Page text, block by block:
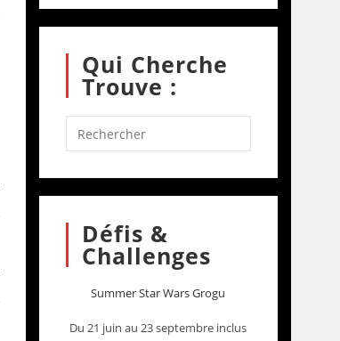
Qui Cherche
Trouve :
Défis &
Challenges
Summer Star Wars Grogu
Du 21 juin au 23 septembre inclus